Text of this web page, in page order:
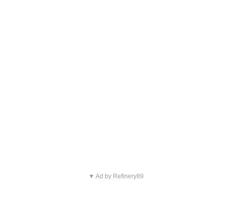
▼ Ad by Refinery89